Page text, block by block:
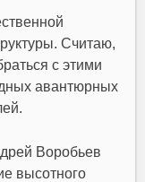
Считаю,
с этими
авантюрных
Воробьев
высотного